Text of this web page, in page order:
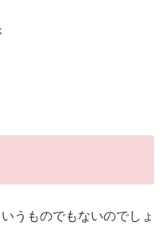
うものでもないのでしょ